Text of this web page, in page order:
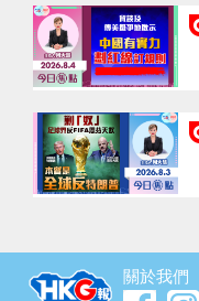
關於我們